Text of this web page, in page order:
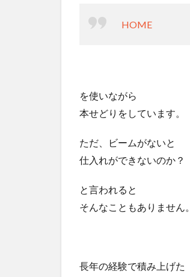
HOME
を使いながら
本せどりをしています。
ただ、ビームがないと
仕入れができないのか？
と言われると
そんなこともありません。
長年の経験で積み上げた